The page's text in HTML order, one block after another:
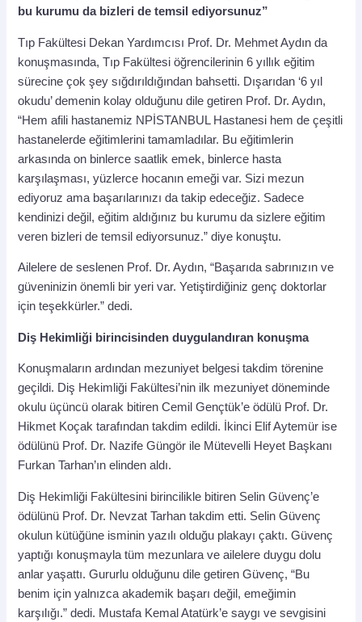
bu kurumu da bizleri de temsil ediyorsunuz”
Tıp Fakültesi Dekan Yardımcısı Prof. Dr. Mehmet Aydın da
konuşmasında, Tıp Fakültesi öğrencilerinin 6 yıllık eğitim
sürecine çok şey sığdırıldığından bahsetti. Dışarıdan ‘6 yıl
okudu’ demenin kolay olduğunu dile getiren Prof. Dr. Aydın,
“Hem afili hastanemiz NPİSTANBUL Hastanesi hem de çeşitli
hastanelerde eğitimlerini tamamladılar. Bu eğitimlerin
arkasında on binlerce saatlik emek, binlerce hasta
karşılaşması, yüzlerce hocanın emeği var. Sizi mezun
ediyoruz ama başarılarınızı da takip edeceğiz. Sadece
kendinizi değil, eğitim aldığınız bu kurumu da sizlere eğitim
veren bizleri de temsil ediyorsunuz.” diye konuştu.
Ailelere de seslenen Prof. Dr. Aydın, “Başarıda sabrınızın ve
güveninizin önemli bir yeri var. Yetiştirdiğiniz genç doktorlar
için teşekkürler.” dedi.
Diş Hekimliği birincisinden duygulandıran konuşma
Konuşmaların ardından mezuniyet belgesi takdim törenine
geçildi. Diş Hekimliği Fakültesi’nin ilk mezuniyet döneminde
okulu üçüncü olarak bitiren Cemil Gençtük’e ödülü Prof. Dr.
Hikmet Koçak tarafından takdim edildi. İkinci Elif Aytemür ise
ödülünü Prof. Dr. Nazife Güngör ile Mütevelli Heyet Başkanı
Furkan Tarhan’ın elinden aldı.
Diş Hekimliği Fakültesini birincilikle bitiren Selin Güvenç’e
ödülünü Prof. Dr. Nevzat Tarhan takdim etti. Selin Güvenç
okulun kütüğüne isminin yazılı olduğu plakayı çaktı. Güvenç
yaptığı konuşmayla tüm mezunlara ve ailelere duygu dolu
anlar yaşattı. Gururlu olduğunu dile getiren Güvenç, “Bu
benim için yalnızca akademik başarı değil, emeğimin
karşılığı.” dedi. Mustafa Kemal Atatürk’e saygı ve sevgisini